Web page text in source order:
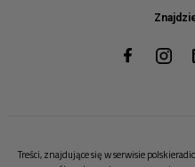
Treści, znajdujące się w serwisie